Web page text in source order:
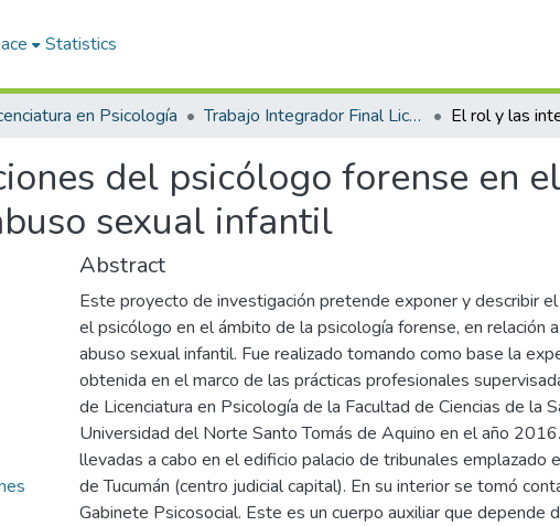
Statistics
en Psicología Trabajo Integrador Final Licenciatura en Psicología
del psicólogo forense en
sexual infantil
Abstract
Este proyecto de investigación pretende exponer y describir
el psicólogo en el ámbito de la psicología forense, en relación
abuso sexual infantil. Fue realizado tomando como base la
obtenida en el marco de las prácticas profesionales
de Licenciatura en Psicología de la Facultad de Ciencias de la
Universidad del Norte Santo Tomás de Aquino en el año
llevadas a cabo en el edificio palacio de tribunales emplazado
de Tucumán (centro judicial capital). En su interior se tomó
Gabinete Psicosocial. Este es un cuerpo auxiliar que depende